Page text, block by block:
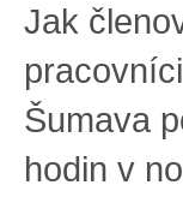
Jak
Šumava
hodin v